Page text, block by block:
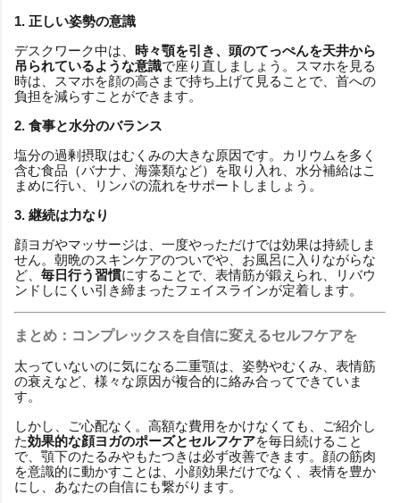
1. 正しい姿勢の意識
デスクワーク中は、 時々顎を引き、頭のてっぺんを天井から
吊られているような意識で座り直しましょう。スマホを見る
時は、スマホを顔の高さまで持ち上げて見ることで、首への
負担を減らすことができます。
2. 食事と水分のバランス
塩分の過剰摂取はむくみの大きな原因です。カリウムを多く
含む食品（バナナ、海藻類など）を取り入れ、水分補給はこ
まめに行い、リンパの流れをサポートしましょう。
3. 継続は力なり
顔ヨガやマッサージは、一度やっただけでは効果は持続しま
せん。朝晩のスキンケアのついでや、お風呂に入りながらな
ど、 毎日行う習慣にすることで、表情筋が鍛えられ、リバウ
ンドしにくい引き締まったフェイスラインが定着します。
まとめ：コンプレックスを自信に変えるセルフケアを
太っていないのに気になる二重顎は、姿勢やむくみ、表情筋
の衰えなど、様々な原因が複合的に絡み合ってできていま
す。
しかし、ご心配なく。高額な費用をかけなくても、ご紹介し
た効果的な顔ヨガのポーズとセルフケアを毎日続けること
で、顎下のたるみやもたつきは必ず改善できます。顔の筋肉
を意識的に動かすことは、小顔効果だけでなく、表情を豊か
にし、あなたの自信にも繋がります。